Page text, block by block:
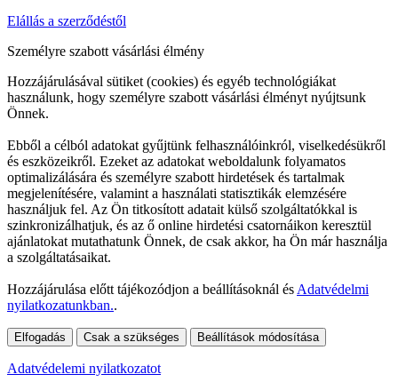
Elállás a szerződéstől
Személyre szabott vásárlási élmény
Hozzájárulásával sütiket (cookies) és egyéb technológiákat
használunk, hogy személyre szabott vásárlási élményt nyújtsunk
Önnek.
Ebből a célból adatokat gyűjtünk felhasználóinkról, viselkedésükről
és eszközeikről. Ezeket az adatokat weboldalunk folyamatos
optimalizálására és személyre szabott hirdetések és tartalmak
megjelenítésére, valamint a használati statisztikák elemzésére
használjuk fel. Az Ön titkosított adatait külső szolgáltatókkal is
szinkronizálhatjuk, és az ő online hirdetési csatornáikon keresztül
ajánlatokat mutathatunk Önnek, de csak akkor, ha Ön már használja
a szolgáltatásaikat.
Hozzájárulása előtt tájékozódjon a beállításoknál ésAdatvédelmi
nyilatkozatunkban..
Elfogadás Csak a szükséges Beállítások módosítása
Adatvédelemi nyilatkozatot